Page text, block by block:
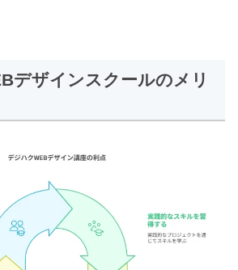
デザインスクールのメリ